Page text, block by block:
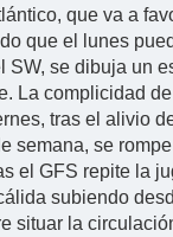
que va a
que el lunes
SW, se dibuja un
La complicidad
tras el alivio
semana, se
el GFS repite la
subiendo
situar la